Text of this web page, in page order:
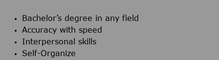
Bachelor’s degree in any field
Accuracy with speed
Interpersonal skills
Self-Organize